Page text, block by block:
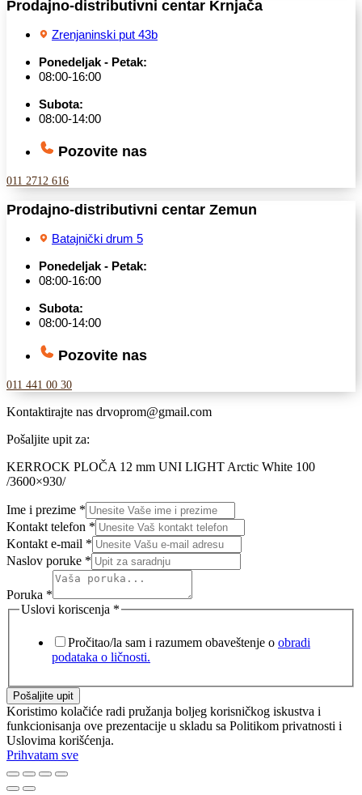
Prodajno-distributivni centar Krnjača
Zrenjaninski put 43b
Ponedeljak - Petak:
08:00-16:00
Subota:
08:00-14:00
Pozovite nas
011 2712 616
Prodajno-distributivni centar Zemun
Batajnički drum 5
Ponedeljak - Petak:
08:00-16:00
Subota:
08:00-14:00
Pozovite nas
011 441 00 30
Kontaktirajte nas drvoprom@gmail.com
Pošaljite upit za:
KERROCK PLOČA 12 mm UNI LIGHT Arctic White 100
/3600×930/
Ime i prezime *
Kontakt telefon *
Kontakt e-mail *
Naslov poruke *
Poruka *
Uslovi koriscenja *
Pročitao/la sam i razumem obaveštenje o obradi
podataka o ličnosti.
Pošaljite upit
Koristimo kolačiće radi pružanja boljeg korisničkog iskustva i
funkcionisanja ove prezentacije u skladu sa Politikom privatnosti i
Uslovima korišćenja.
Prihvatam sve